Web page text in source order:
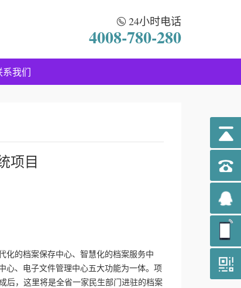
24小时电话
4008-780-280
系我们
项目
化的档案保存中心、智慧化的档案服务中
心、电子文件管理中心五大功能为一体。项
后，这里将是全省一家民生部门进驻的档案